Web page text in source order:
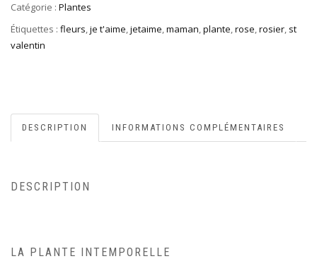
Catégorie : Plantes
Étiquettes : fleurs,je t'aime,jetaime,maman,plante,rose,rosier, st
valentin
DESCRIPTION INFORMATIONS COMPLÉMENTAIRES
DESCRIPTION
LA PLANTE INTEMPORELLE